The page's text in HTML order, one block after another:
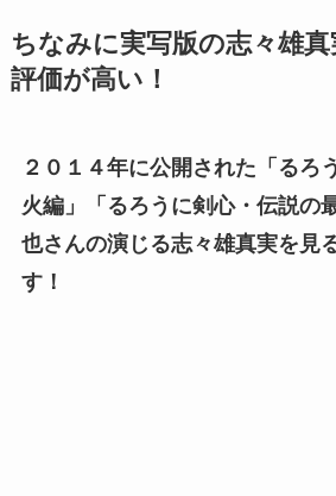
ちなみに実写版の志々雄真
評価が高い！
２０１４年に公開された「るろ
火編」「るろうに剣心・伝説の
也さんの演じる志々雄真実を見
す！